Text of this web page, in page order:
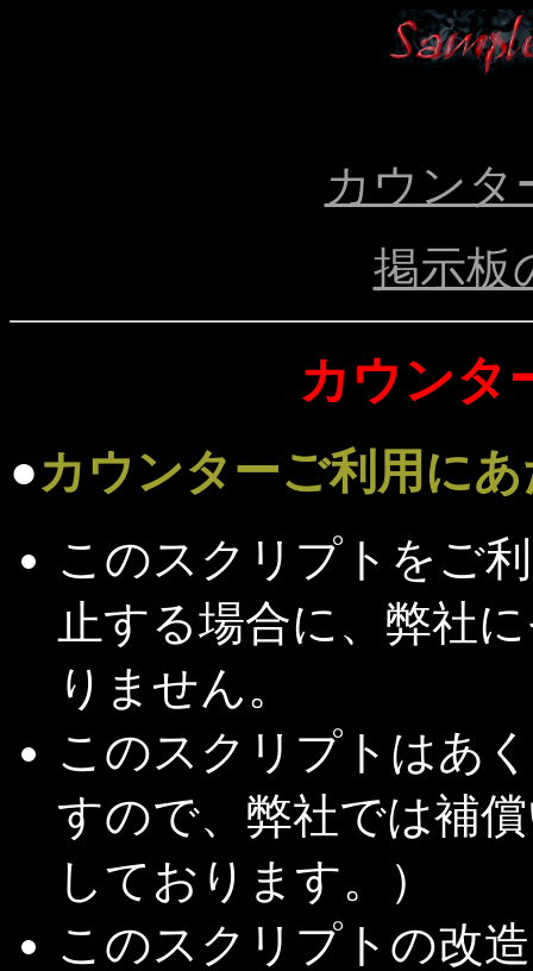
カウンタ
掲示板
カウンタ
●カウンターご利用に
このスクリプトをご
止する場合に、弊社
りません。
このスクリプトはあ
すので、弊社では補
しております。）
このスクリプトの改